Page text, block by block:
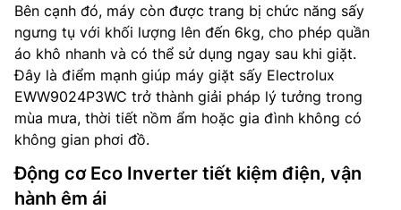
Bên cạnh đó, máy còn được trang bị chức năng sấy
ngưng tụ với khối lượng lên đến 6kg, cho phép quần
áo khô nhanh và có thể sử dụng ngay sau khi giặt.
Đây là điểm mạnh giúp máy giặt sấy Electrolux
EWW9024P3WC trở thành giải pháp lý tưởng trong
mùa mưa, thời tiết nồm ẩm hoặc gia đình không có
không gian phơi đồ.
Động cơ Eco Inverter tiết kiệm điện, vận
hành êm ái